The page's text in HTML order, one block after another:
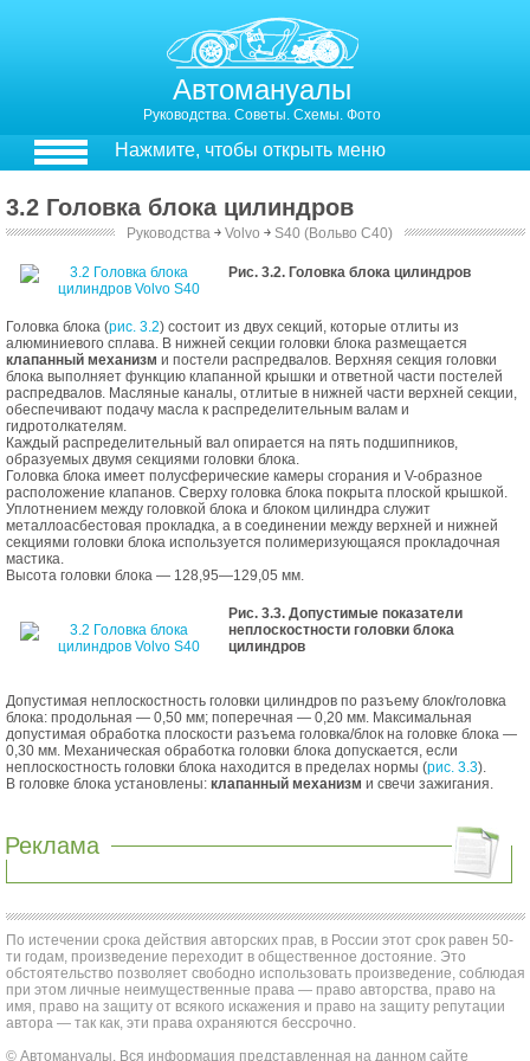
Автомануалы
Руководства. Советы. Схемы. Фото
Нажмите, чтобы открыть меню
3.2 Головка блока цилиндров
Руководства ￫ Volvo ￫ S40 (Вольво С40)
Рис. 3.2. Головка блока цилиндров
Головка блока (рис. 3.2) состоит из двух секций, которые отлиты из
алюминиевого сплава. В нижней секции головки блока размещается
клапанный механизм и постели распредвалов. Верхняя секция головки
блока выполняет функцию клапанной крышки и ответной части постелей
распредвалов. Масляные каналы, отлитые в нижней части верхней секции,
обеспечивают подачу масла к распределительным валам и
гидротолкателям.
Каждый распределительный вал опирается на пять подшипников,
образуемых двумя секциями головки блока.
Головка блока имеет полусферические камеры сгорания и V-образное
расположение клапанов. Сверху головка блока покрыта плоской крышкой.
Уплотнением между головкой блока и блоком цилиндра служит
металлоасбестовая прокладка, а в соединении между верхней и нижней
секциями головки блока используется полимеризующаяся прокладочная
мастика.
Высота головки блока — 128,95—129,05 мм.
Рис. 3.3. Допустимые показатели
неплоскостности головки блока
цилиндров
Допустимая неплоскостность головки цилиндров по разъему блок/головка
блока: продольная — 0,50 мм; поперечная — 0,20 мм. Максимальная
допустимая обработка плоскости разъема головка/блок на головке блока —
0,30 мм. Механическая обработка головки блока допускается, если
неплоскостность головки блока находится в пределах нормы (рис. 3.3).
В головке блока установлены: клапанный механизм и свечи зажигания.
Реклама
По истечении срока действия авторских прав, в России этот срок равен 50-
ти годам, произведение переходит в общественное достояние. Это
обстоятельство позволяет свободно использовать произведение, соблюдая
при этом личные неимущественные права — право авторства, право на
имя, право на защиту от всякого искажения и право на защиту репутации
автора — так как, эти права охраняются бессрочно.
© Автомануалы. Вся информация представленная на данном сайте